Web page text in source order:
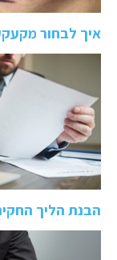
איך לבחור
הבנת הליך